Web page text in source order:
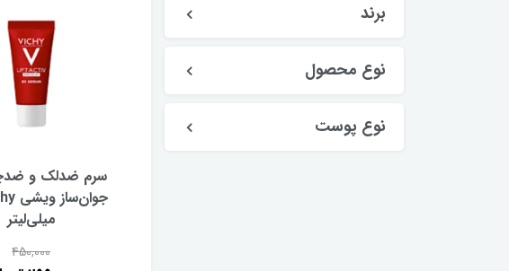
برند
نوع محصول
نوع پوست
سرم ضدلک و
میلی‌لیتر
450,000